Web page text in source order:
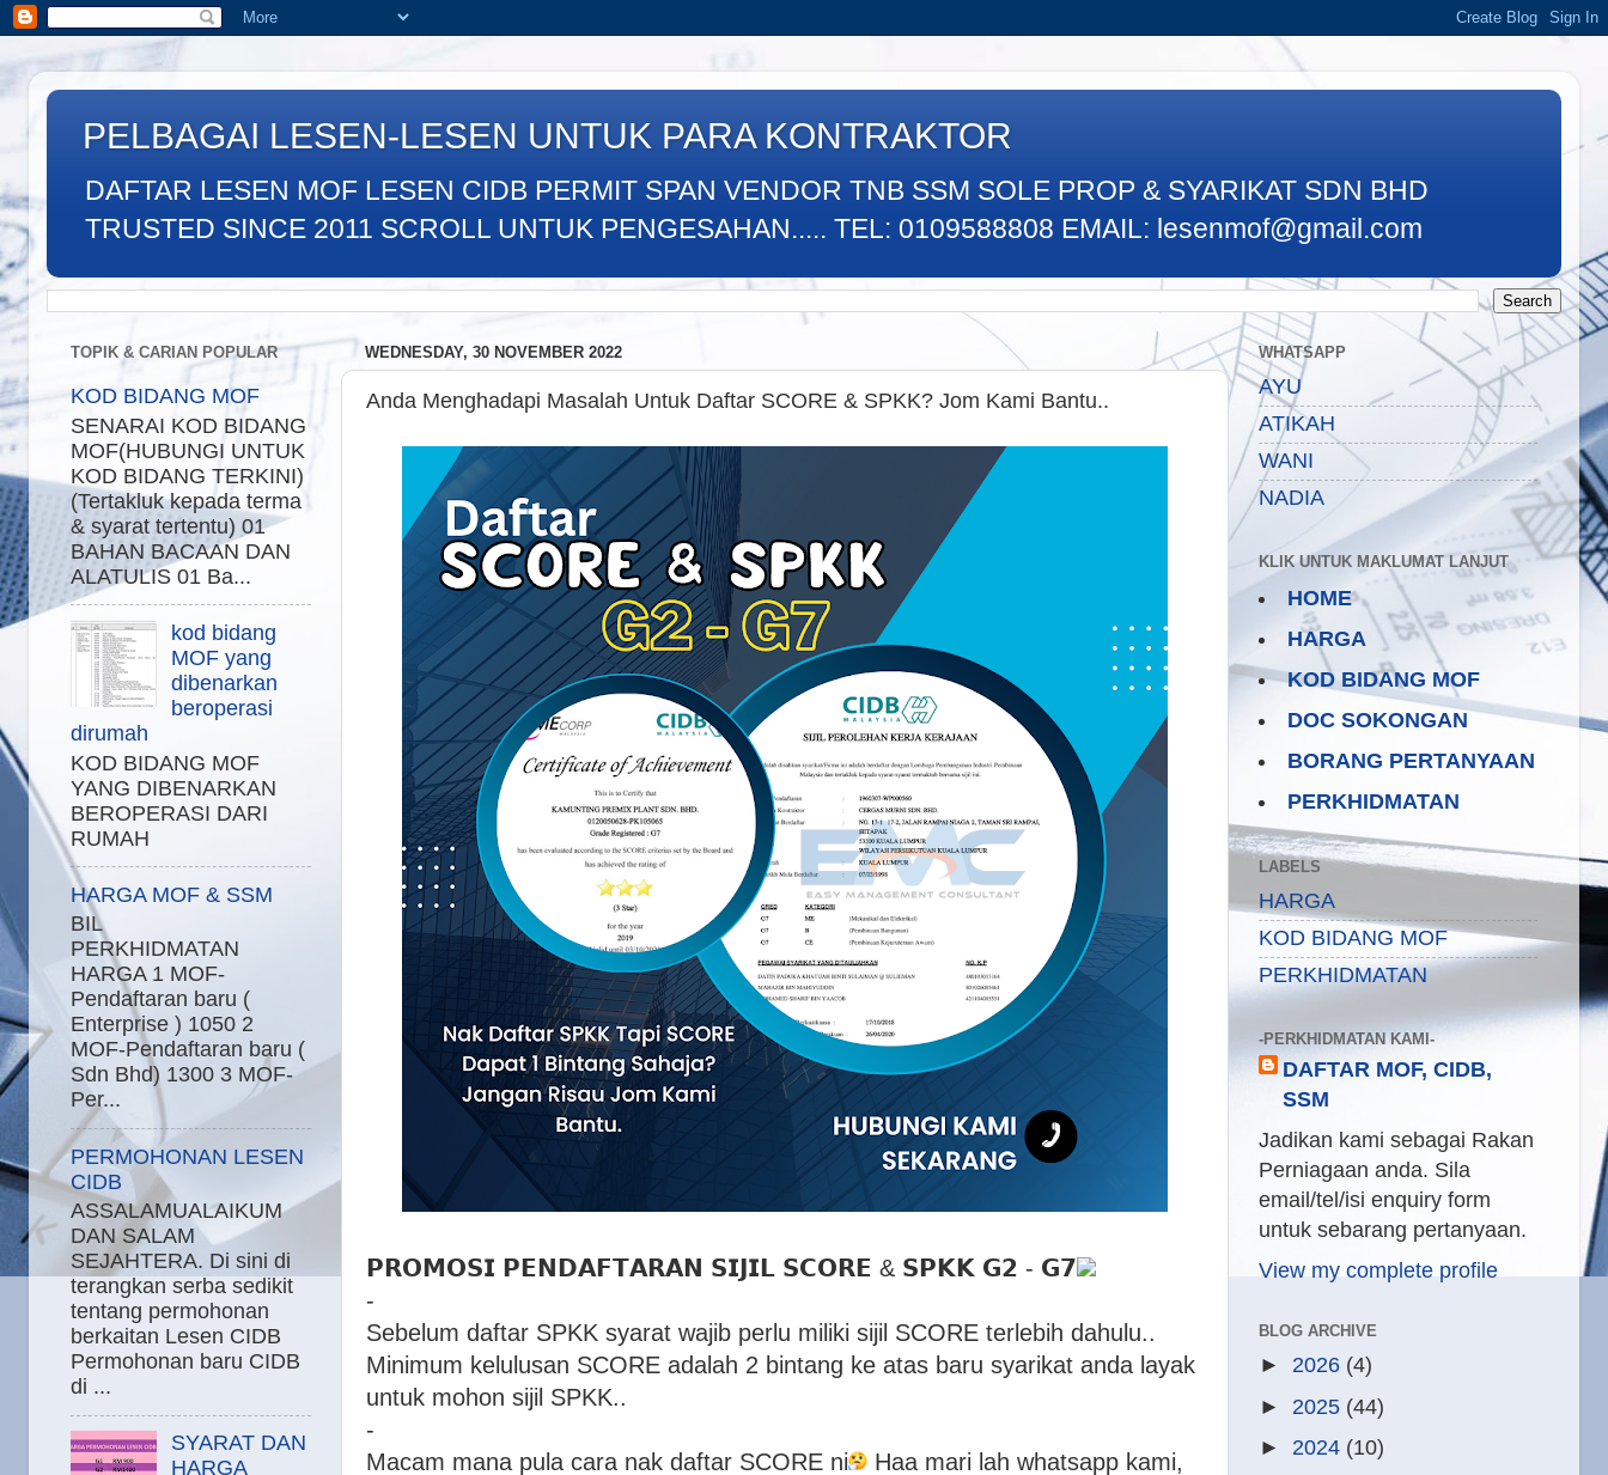
PELBAGAI LESEN-LESEN UNTUK PARA KONTRAKTOR
DAFTAR LESEN MOF LESEN CIDB PERMIT SPAN VENDOR TNB SSM SOLE PROP & SYARIKAT SDN BHD
TRUSTED SINCE 2011 SCROLL UNTUK PENGESAHAN..... TEL: 0109588808 EMAIL: lesenmof@gmail.com
WEDNESDAY, 30 NOVEMBER 2022
Anda Menghadapi Masalah Untuk Daftar SCORE & SPKK? Jom Kami Bantu..
𝗣𝗥𝗢𝗠𝗢𝗦𝗜 𝗣𝗘𝗡𝗗𝗔𝗙𝗧𝗔𝗥𝗔𝗡 𝗦𝗜𝗝𝗜𝗟 𝗦𝗖𝗢𝗥𝗘 & 𝗦𝗣𝗞𝗞 𝗚𝟮 - 𝗚𝟳
-
Sebelum daftar SPKK syarat wajib perlu miliki sijil SCORE terlebih dahulu..
Minimum kelulusan SCORE adalah 2 bintang ke atas baru syarikat anda layak
untuk mohon sijil SPKK..
-
Macam mana pula cara nak daftar SCORE ni
Haa mari lah whatsapp kami,
TOPIK & CARIAN POPULAR
KOD BIDANG MOF
SENARAI KOD BIDANG
MOF(HUBUNGI UNTUK
KOD BIDANG TERKINI)
(Tertakluk kepada terma
& syarat tertentu) 01
BAHAN BACAAN DAN
ALATULIS 01 Ba...
kod bidang
MOF yang
dibenarkan
beroperasi
dirumah
KOD BIDANG MOF
YANG DIBENARKAN
BEROPERASI DARI
RUMAH
HARGA MOF & SSM
BIL
PERKHIDMATAN
HARGA 1 MOF-
Pendaftaran baru (
Enterprise ) 1050 2
MOF-Pendaftaran baru (
Sdn Bhd) 1300 3 MOF-
Per...
PERMOHONAN LESEN
CIDB
ASSALAMUALAIKUM
DAN SALAM
SEJAHTERA. Di sini di
terangkan serba sedikit
tentang permohonan
berkaitan Lesen CIDB
Permohonan baru CIDB
di ...
SYARAT DAN
HARGA
WHATSAPP
AYU
ATIKAH
WANI
NADIA
KLIK UNTUK MAKLUMAT LANJUT
HOME
HARGA
KOD BIDANG MOF
DOC SOKONGAN
BORANG PERTANYAAN
PERKHIDMATAN
LABELS
HARGA
KOD BIDANG MOF
PERKHIDMATAN
-PERKHIDMATAN KAMI-
DAFTAR MOF, CIDB,
SSM
Jadikan kami sebagai Rakan
Perniagaan anda. Sila
email/tel/isi enquiry form
untuk sebarang pertanyaan.
View my complete profile
BLOG ARCHIVE
► 2026 (4)
► 2025 (44)
► 2024 (10)